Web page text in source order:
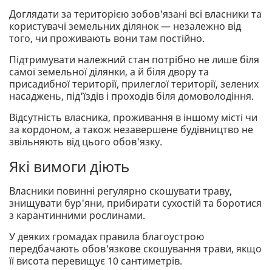
Доглядати за територією зобов'язані всі власники та
користувачі земельних ділянок — незалежно від
того, чи проживають вони там постійно.
Підтримувати належний стан потрібно не лише біля
самої земельної ділянки, а й біля двору та
присадибної території, прилеглої території, зелених
насаджень, під'їздів і проходів біля домоволодіння.
Відсутність власника, проживання в іншому місті чи
за кордоном, а також незавершене будівництво не
звільняють від цього обов'язку.
Які вимоги діють
Власники повинні регулярно скошувати траву,
знищувати бур'яни, прибирати сухостій та боротися
з карантинними рослинами.
У деяких громадах правила благоустрою
передбачають обов'язкове скошування трави, якщо
її висота перевищує 10 сантиметрів.